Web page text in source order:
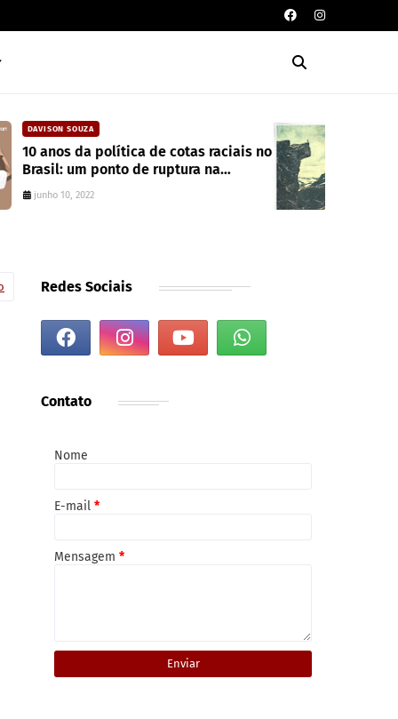
Seis poemas de Stephen Crane
traduzidos por Mayk Oliveira
Redes Sociais
Contato
Nome
E-mail *
Mensagem *